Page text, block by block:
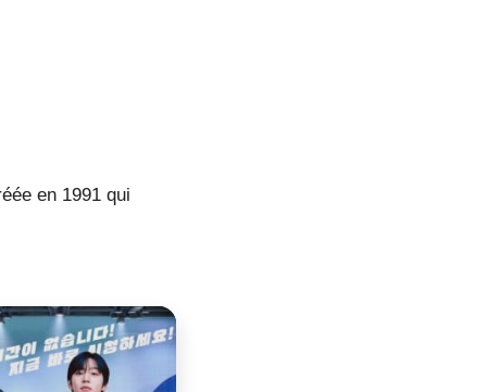
en 1991 qui